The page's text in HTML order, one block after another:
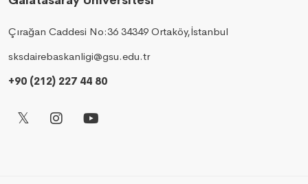
Çırağan Caddesi No:36 34349 Ortaköy,İstanbul
sksdairebaskanligi@gsu.edu.tr
+90 (212) 227 44 80